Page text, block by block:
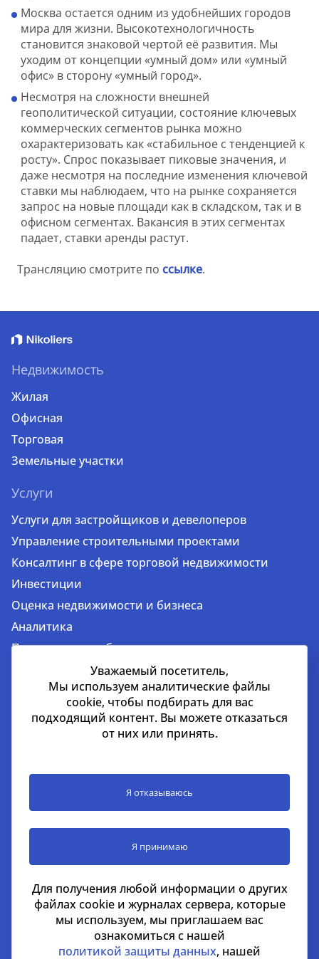
Москва остается одним из удобнейших городов
мира для жизни. Высокотехнологичность
становится знаковой чертой её развития. Мы
уходим от концепции «умный дом» или «умный
офис» в сторону «умный город».
Несмотря на сложности внешней
геополитической ситуации, состояние ключевых
коммерческих сегментов рынка можно
охарактеризовать как «стабильное с тенденцией к
росту». Спрос показывает пиковые значения, и
даже несмотря на последние изменения ключевой
ставки мы наблюдаем, что на рынке сохраняется
запрос на новые площади как в складском, так и в
офисном сегментах. Вакансия в этих сегментах
падает, ставки аренды растут.
Трансляцию смотрите по ссылке.
Недвижимость
Жилая
Офисная
Торговая
Земельные участки
Услуги
Услуги для застройщиков и девелоперов
Управление строительными проектами
Консалтинг в сфере торговой недвижимости
Инвестиции
Оценка недвижимости и бизнеса
Аналитика
Продажа и приобретение недвижимости
Аренда недвижимости
Дубай
lead@nikoliers-global.com
Все права защищены
Информация, представленная на странице, носит
информативный характер и не является
распространителем рекламных материалов
Уважаемый посетитель,
Мы используем аналитические файлы
cookie, чтобы подбирать для вас
подходящий контент. Вы можете отказаться
от них или принять.
Я отказываюсь
Я принимаю
Для получения любой информации о других
файлах cookie и журналах сервера, которые
мы используем, мы приглашаем вас
ознакомиться с нашей
политикой защиты данных, нашей